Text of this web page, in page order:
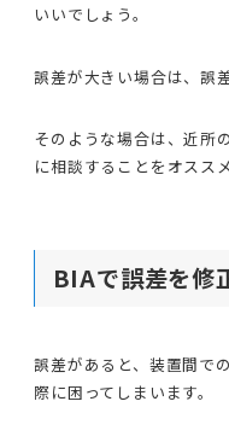
いいでしょう。
誤差が大きい場合は、誤
そのような場合は、近所
に相談することをオスス
BIAで誤差を修
誤差があると、装置間で
際に困ってしまいます。